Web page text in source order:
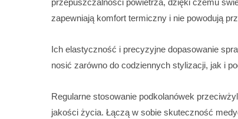
zapewniają komfort termiczny i nie powodują
Ich elastyczność i precyzyjne dopasowanie
nosić zarówno do codziennych stylizacji, jak i
Regularne stosowanie podkolanówek
jakości życia. Łączą w sobie skuteczność